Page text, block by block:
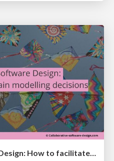
Collaborative Software Design: How to facilitate domain modelling decisions